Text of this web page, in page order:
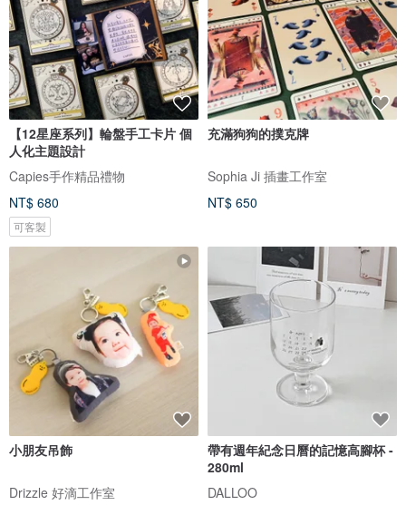
【12星座系列】輪盤手工卡片 個
人化主題設計
Capies手作精品禮物
NT$ 680
可客製
充滿狗狗的撲克牌
Sophia Ji 插畫工作室
NT$ 650
小朋友吊飾
Drizzle 好滴工作室
帶有週年紀念日曆的記憶高腳杯 -
280ml
DALLOO